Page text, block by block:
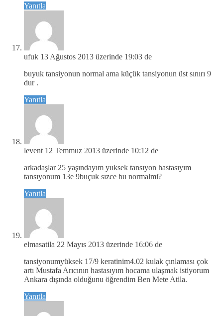
Yanıtla
ufuk 13 Ağustos 2013 üzerinde 19:03 de
buyuk tansiyonun normal ama küçük tansiyonun üst sınırı 9
dur .
Yanıtla
levent 12 Temmuz 2013 üzerinde 10:12 de
arkadaşlar 25 yaşındayım yuksek tansıyon hastasıyım
tansıyonum 13e 9buçuk sızce bu normalmi?
Yanıtla
elmasatila 22 Mayıs 2013 üzerinde 16:06 de
tansiyonumyüksek 17/9 keratinim4.02 kulak çınlaması çok
artı Mustafa Arıcının hastasıyım hocama ulaşmak istiyorum
Ankara dışında olduğunu öğrendim Ben Mete Atila.
Yanıtla